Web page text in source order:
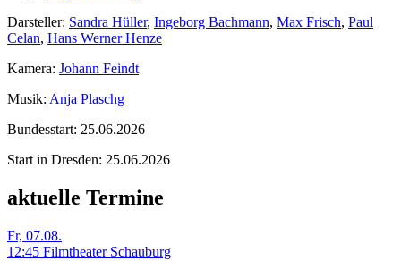
Darsteller: Sandra Hüller, Ingeborg Bachmann, Max Frisch, Paul
Celan, Hans Werner Henze
Kamera: Johann Feindt
Musik: Anja Plaschg
Bundesstart: 25.06.2026
Start in Dresden: 25.06.2026
aktuelle Termine
Fr, 07.08.
12:45 Filmtheater Schauburg